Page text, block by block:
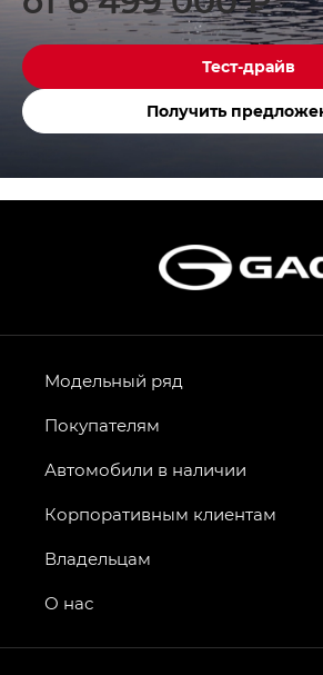
Тест-драйв
Получить
Модельный ряд
Покупателям
Автомобили в наличии
Корпоративным клиентам
Владельцам
О нас